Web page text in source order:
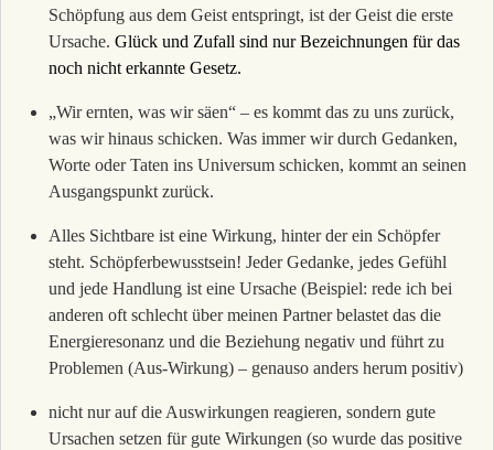
Schöpfung aus dem Geist entspringt, ist der Geist die erste
Ursache. Glück und Zufall sind nur Bezeichnungen für das
noch nicht erkannte Gesetz.
„Wir ernten, was wir säen“ – es kommt das zu uns zurück,
was wir hinaus schicken. Was immer wir durch Gedanken,
Worte oder Taten ins Universum schicken, kommt an seinen
Ausgangspunkt zurück.
Alles Sichtbare ist eine Wirkung, hinter der ein Schöpfer
steht. Schöpferbewusstsein! Jeder Gedanke, jedes Gefühl
und jede Handlung ist eine Ursache (Beispiel: rede ich bei
anderen oft schlecht über meinen Partner belastet das die
Energieresonanz und die Beziehung negativ und führt zu
Problemen (Aus-Wirkung) – genauso anders herum positiv)
nicht nur auf die Auswirkungen reagieren, sondern gute
Ursachen setzen für gute Wirkungen (so wurde das positive